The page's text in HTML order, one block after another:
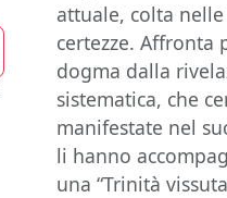
attuale, colta
certezze.
dogma dalla
sistematica, che
manifestate nel
li hanno
una “Trinità